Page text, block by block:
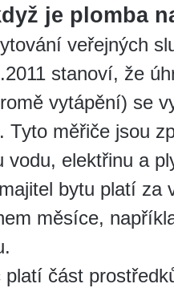
je plomba
veřejných
stanoví, že
vytápění) se
měřiče jsou
vodu, elektřinu a
bytu platí za
měsíce,
část